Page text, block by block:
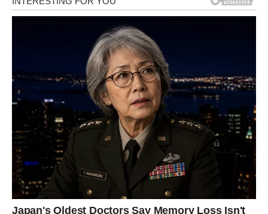
Srodna duša ulazi u vaš život
Pred vama su veoma nježni i romantični trenuci.
BLIZANCI
Zvijezde vam donose veoma važan razgovor ili
neočekivano poznanstvo.
Moguće je da ćete upoznati osobu sa kojom odmah
osjećate posebnu povezanost.